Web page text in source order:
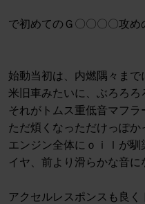
で初めてのＧ〇〇〇〇攻め
始動当初は、内燃隅々ま
米旧車みたいに、ぶろろろ
それがトムス重低音マフ
ただ煩くなっただけっぽか
エンジン全体にｏｉｌが馴
イヤ、前より滑らかな音
アクセルレスポンスも良